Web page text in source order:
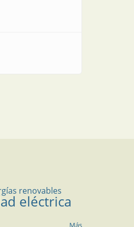
renovables
eléctrica
Más